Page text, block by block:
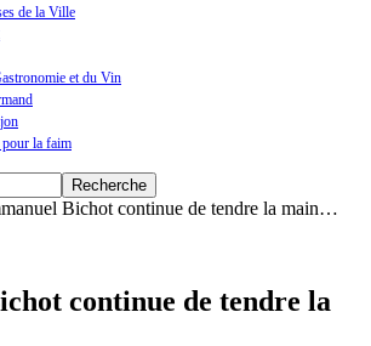
de la Ville
et du Vin
la faim
Bichot continue de tendre la main…
continue de tendre la